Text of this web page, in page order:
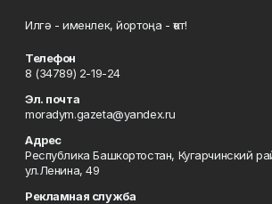
Илгә - именлек, йортоңа - ҡот!
Телефон
8 (34789) 2-19-24
Эл. почта
moradym.gazeta@yandex.ru
Адрес
Республика Башкортостан, Кугарчинский
ул.Ленина, 49
Рекламная служба